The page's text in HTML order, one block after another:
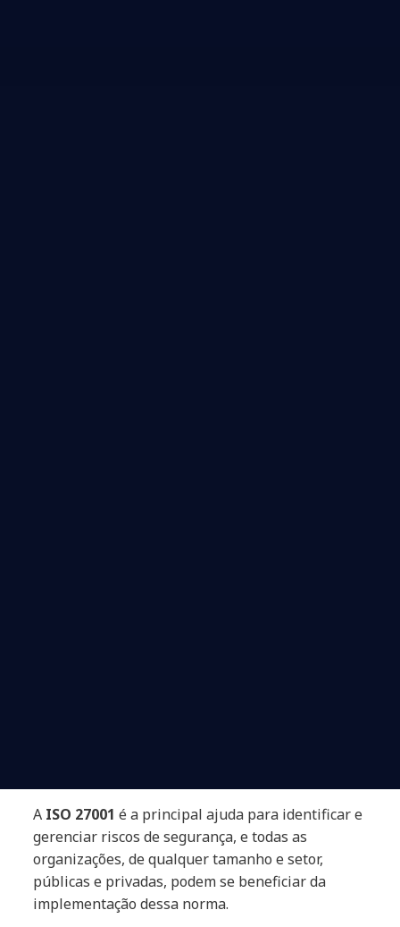
A ISO 27001 é a principal ajuda para identificar e
gerenciar riscos de segurança, e todas as
organizações, de qualquer tamanho e setor,
públicas e privadas, podem se beneficiar da
implementação dessa norma.